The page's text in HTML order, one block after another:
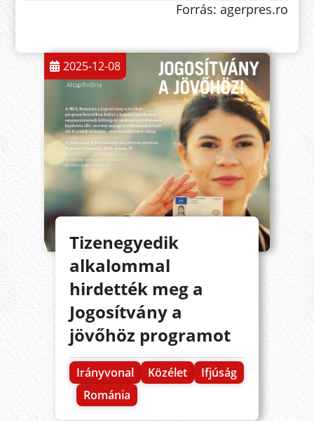
Forrás: agerpres.ro
2025-12-08
Tizenegyedik
alkalommal
hirdették meg a
Jogosítvány a
jövőhöz programot
Irányvonal Közélet
Ifjúság
Románia